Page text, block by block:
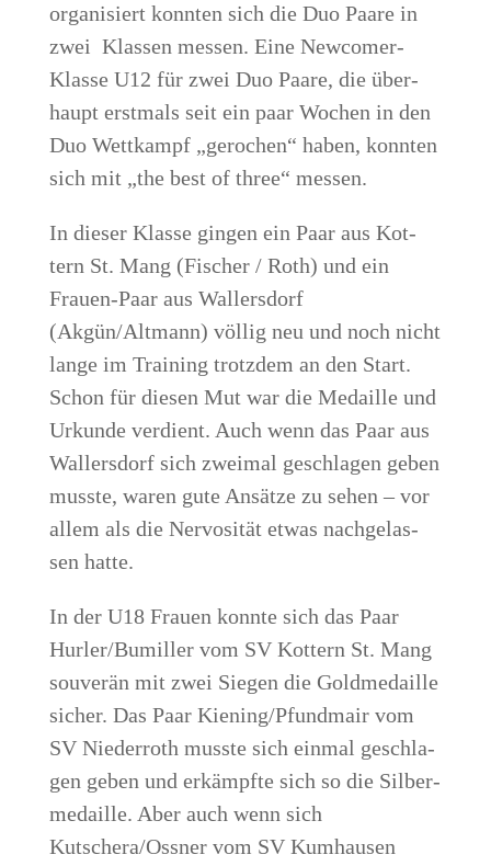
orga­ni­siert konn­ten sich die Duo Paa­re in
zwei Klas­sen mes­sen. Eine New­co­mer-
Klas­se U12 für zwei Duo Paa­re, die über­
haupt erst­mals seit ein paar Wochen in den
Duo Wett­kampf „gero­chen“ haben, konn­ten
sich mit „the best of three“ messen.
In die­ser Klas­se gin­gen ein Paar aus Kot­
tern St. Mang (Fischer / Roth) und ein
Frau­en-Paar aus Wal­lers­dorf
(Akgün/Altmann) völ­lig neu und noch nicht
lan­ge im Trai­ning trotz­dem an den Start.
Schon für die­sen Mut war die Medail­le und
Urkun­de ver­dient. Auch wenn das Paar aus
Wal­lers­dorf sich zwei­mal geschla­gen geben
muss­te, waren gute Ansät­ze zu sehen – vor
allem als die Ner­vo­si­tät etwas nach­ge­las­
sen hatte.
In der U18 Frau­en konn­te sich das Paar
Hurler/Bumiller vom SV Kot­tern St. Mang
sou­ve­rän mit zwei Sie­gen die Gold­me­dail­le
sicher. Das Paar Kiening/Pfundmair vom
SV Nie­der­roth muss­te sich ein­mal geschla­
gen geben und erkämpf­te sich so die Sil­ber­
me­dail­le. Aber auch wenn sich
Kutschera/Ossner vom SV Kum­hau­sen